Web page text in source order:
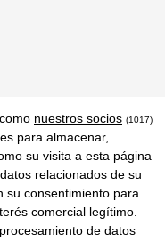
nuestros socios (1017)
para almacenar,
su visita a esta página
relacionados de su
su consentimiento para
comercial legítimo.
de datos